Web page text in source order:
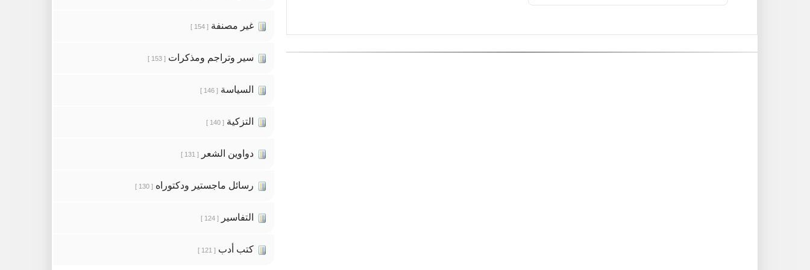
غير مصنفة [ 154 ]
سير وتراجم ومذكرات [ 153 ]
السياسة [ 146 ]
التزكية [ 140 ]
دواوين الشعر [ 131 ]
رسائل ماجستير ودكتوراه [ 130 ]
التفاسير [ 124 ]
كتب أدب [ 121 ]